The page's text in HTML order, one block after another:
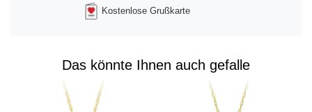
Kostenlose Grußkarte
Das könnte Ihnen auch gefalle